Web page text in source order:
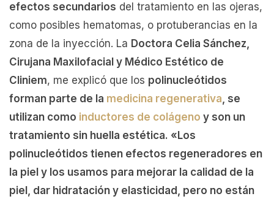
efectos secundarios del tratamiento en las ojeras,
como posibles hematomas, o protuberancias en la
zona de la inyección. La Doctora Celia Sánchez,
Cirujana Maxilofacial y Médico Estético de
Cliniem, me explicó que los polinucleótidos
forman parte de la medicina regenerativa, se
utilizan como inductores de colágeno y son un
tratamiento sin huella estética. «Los
polinucleótidos tienen efectos regeneradores en
la piel y los usamos para mejorar la calidad de la
piel, dar hidratación y elasticidad, pero no están